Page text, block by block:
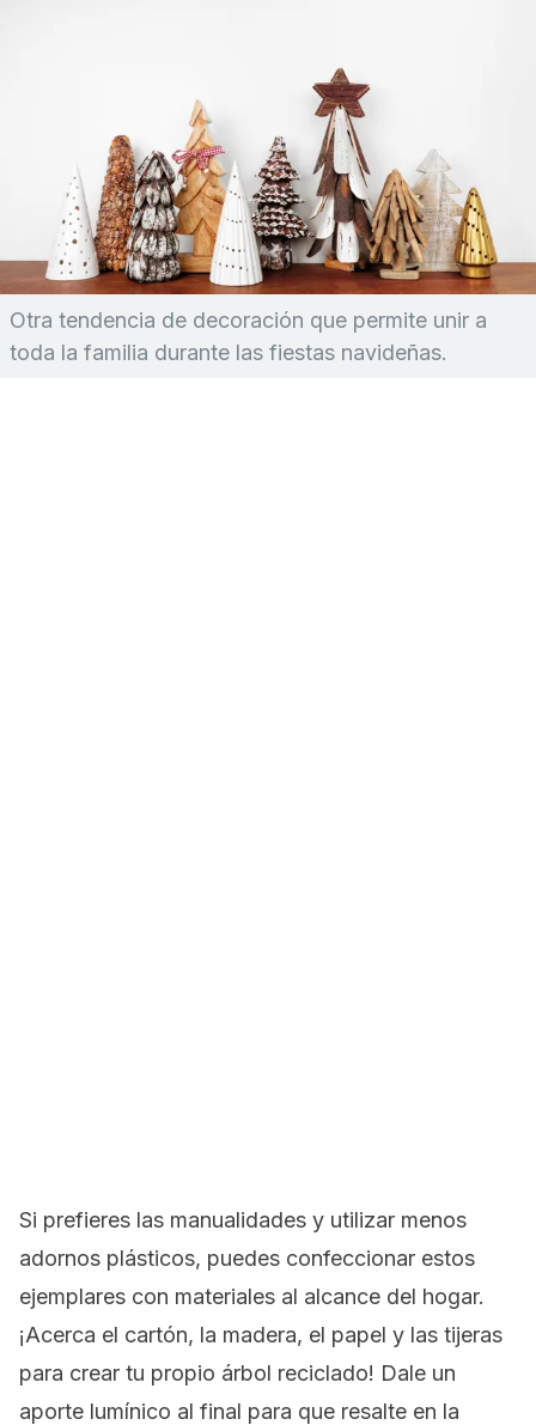
Otra tendencia de decoración que permite unir a
toda la familia durante las fiestas navideñas.
Si prefieres las manualidades y utilizar menos
adornos plásticos, puedes confeccionar estos
ejemplares con materiales al alcance del hogar.
¡Acerca el cartón, la madera, el papel y las tijeras
para crear tu propio árbol reciclado! Dale un
aporte lumínico al final para que resalte en la